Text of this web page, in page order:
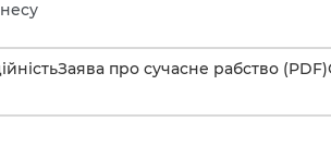
Заява про сучасне рабство (PDF)